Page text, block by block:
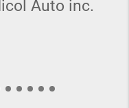
Auto inc.